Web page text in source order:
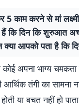
काम करने से मां
हैं कि दिन कि शुरुआत
क्या आपको पता है
कोई अपना भाग्य
तंगी का सामना
या बचत नहीं हो